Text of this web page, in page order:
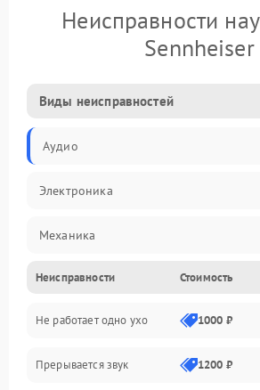
Неисправности
Sennheiser
Виды неисправностей
Аудио
Электроника
Механика
Электропитание
Связь
Механические повреждения
Неисправности Стоимость
Не работает одно ухо 1000 ₽
Прерывается звук 1200 ₽